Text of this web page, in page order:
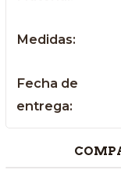
Medidas:
Fecha de
entrega: